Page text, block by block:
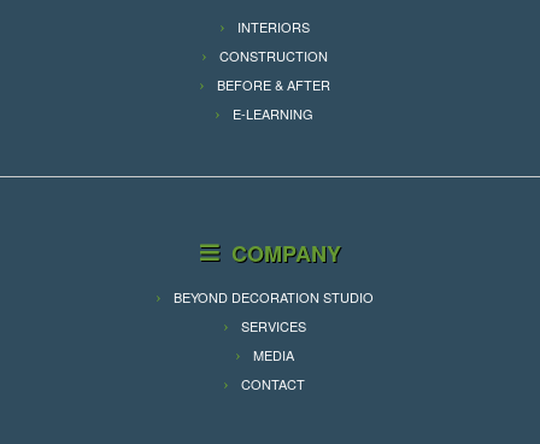
INTERIORS
CONSTRUCTION
BEFORE & AFTER
E-LEARNING
COMPANY
BEYOND DECORATION STUDIO
SERVICES
MEDIA
CONTACT